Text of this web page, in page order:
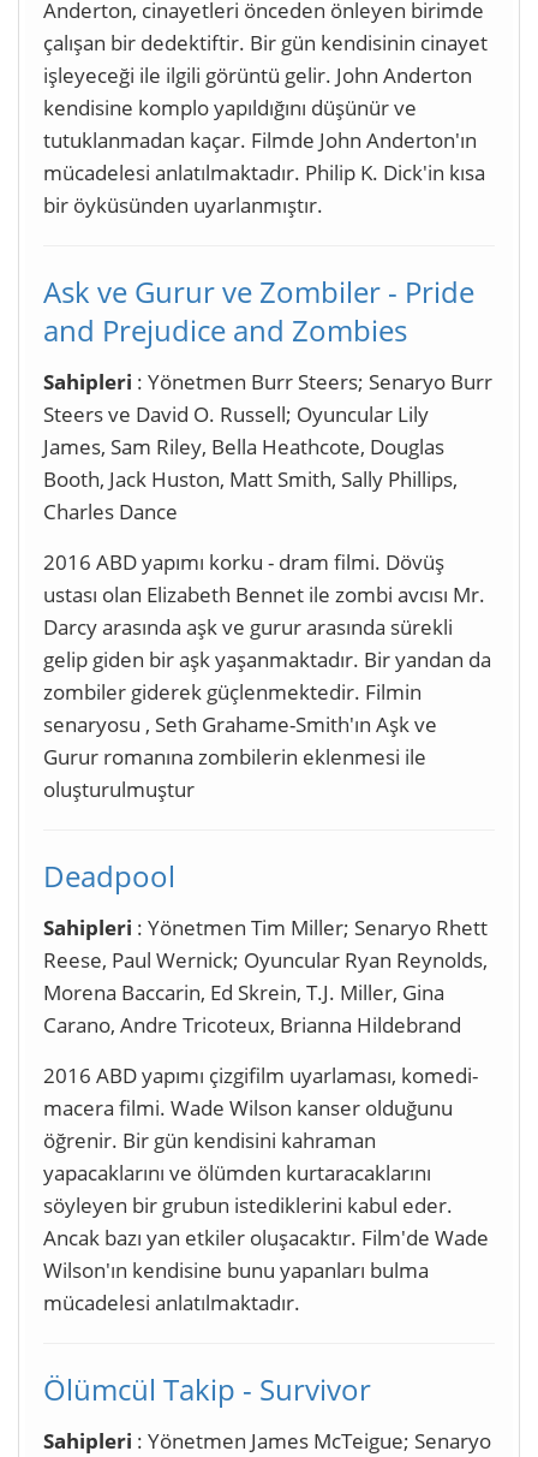
Anderton, cinayetleri önceden önleyen birimde
çalışan bir dedektiftir. Bir gün kendisinin cinayet
işleyeceği ile ilgili görüntü gelir. John Anderton
kendisine komplo yapıldığını düşünür ve
tutuklanmadan kaçar. Filmde John Anderton'ın
mücadelesi anlatılmaktadır. Philip K. Dick'in kısa
bir öyküsünden uyarlanmıştır.
Ask ve Gurur ve Zombiler - Pride
and Prejudice and Zombies
Sahipleri : Yönetmen Burr Steers; Senaryo Burr
Steers ve David O. Russell; Oyuncular Lily
James, Sam Riley, Bella Heathcote, Douglas
Booth, Jack Huston, Matt Smith, Sally Phillips,
Charles Dance
2016 ABD yapımı korku - dram filmi. Dövüş
ustası olan Elizabeth Bennet ile zombi avcısı Mr.
Darcy arasında aşk ve gurur arasında sürekli
gelip giden bir aşk yaşanmaktadır. Bir yandan da
zombiler giderek güçlenmektedir. Filmin
senaryosu , Seth Grahame-Smith'ın Aşk ve
Gurur romanına zombilerin eklenmesi ile
oluşturulmuştur
Deadpool
Sahipleri : Yönetmen Tim Miller; Senaryo Rhett
Reese, Paul Wernick; Oyuncular Ryan Reynolds,
Morena Baccarin, Ed Skrein, T.J. Miller, Gina
Carano, Andre Tricoteux, Brianna Hildebrand
2016 ABD yapımı çizgifilm uyarlaması, komedi-
macera filmi. Wade Wilson kanser olduğunu
öğrenir. Bir gün kendisini kahraman
yapacaklarını ve ölümden kurtaracaklarını
söyleyen bir grubun istediklerini kabul eder.
Ancak bazı yan etkiler oluşacaktır. Film'de Wade
Wilson'ın kendisine bunu yapanları bulma
mücadelesi anlatılmaktadır.
Ölümcül Takip - Survivor
Sahipleri : Yönetmen James McTeigue; Senaryo